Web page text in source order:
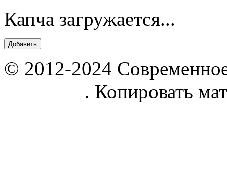
Капча загружается...
© 2012-2024
. Копировать